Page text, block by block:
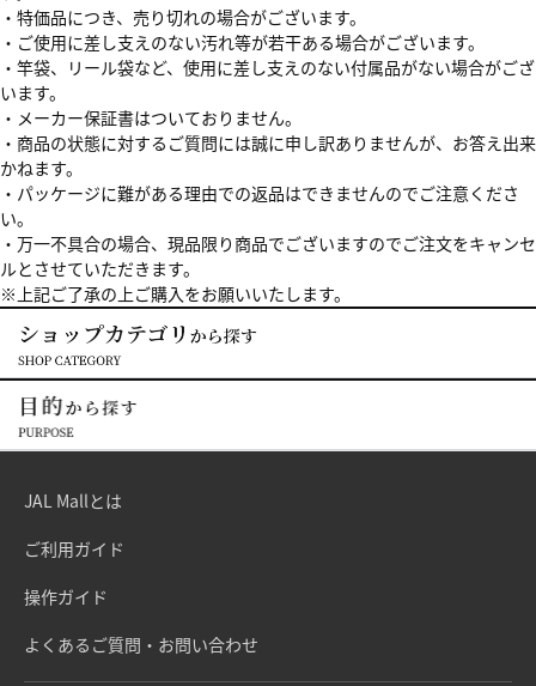
・特価品につき、売り切れの場合がございます。
・ご使用に差し支えのない汚れ等が若干ある場合がございます。
・竿袋、リール袋など、使用に差し支えのない付属品がない場合がござ
います。
・メーカー保証書はついておりません。
・商品の状態に対するご質問には誠に申し訳ありませんが、お答え出来
かねます。
・パッケージに難がある理由での返品はできませんのでご注意くださ
い。
・万一不具合の場合、現品限り商品でございますのでご注文をキャンセ
ルとさせていただきます。
※上記ご了承の上ご購入をお願いいたします。
JAL Mallとは
ご利用ガイド
操作ガイド
よくあるご質問・お問い合わせ